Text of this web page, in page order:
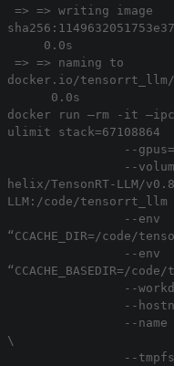
=> => writing image
0.0s
=> => naming to
docker.io/
0.0s
docker run –rm -it
ulimit stack=67108864
--
--volume /
helix/TensonRT-LLM/
LLM:/code/tensorrt_llm
--env
“CCACHE_DIR=/code/
--env
“CCACHE_BASEDIR=/
--workdir /
--hostname
--name
\
--tmpfs /